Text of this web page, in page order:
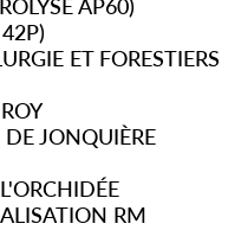
AP60)
ET FORESTIERS
JONQUIÈRE
RM